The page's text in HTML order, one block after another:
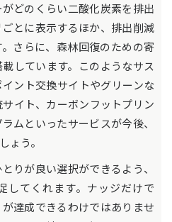
どのくらい二酸化炭素を排出
とに表示するほか、排出削減
さらに、森林回復のための寄
しています。このようなサス
ント交換サイトやグリーンな
イト、カーボンフットプリン
ムといったサービスが今後、
ょう。
りが良い選択ができるよう、
してくれます。ナッジだけで
が達成できるわけではありませ